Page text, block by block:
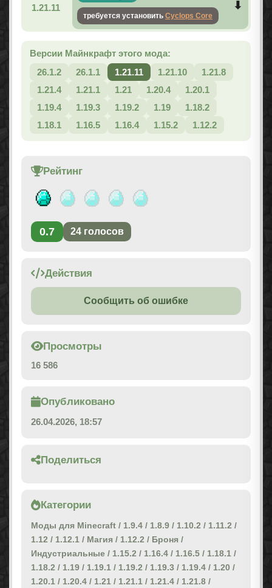
1.21.11
требуется установить Cyclops Core
Версии Майнкрафт этого мода:
26.1.2
26.1.1 1.21.11 1.21.10
1.21.8
1.21.4
1.21.1 1.21 1.20.4
1.20.1
1.19.4
1.19.3 1.19.2 1.19
1.18.2
1.18.1
1.16.5 1.16.4 1.15.2 1.12.2
Рейтинг
0.7 24 голосов
Действия
Сообщить об ошибке
Просмотры
16 586
Опубликовано
26.04.2026, 18:57
Поделиться
Категории
Моды для Minecraft / 1.9.4 / 1.8.9 / 1.10.2 / 1.11.2 /
1.12 / 1.12.1 / Магия / 1.12.2 / Броня /
Индустриальные / 1.15.2 / 1.16.4 / 1.16.5 / 1.18.1 /
1.18.2 / 1.19 / 1.19.1 / 1.19.2 / 1.19.3 / 1.19.4 / 1.20 /
1.20.1 / 1.20.4 / 1.21 / 1.21.1 / 1.21.4 / 1.21.8 /